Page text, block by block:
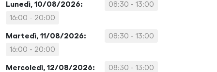
Lunedì, 10/08/2026:
08:30 - 13:00
16:00 - 20:00
Martedì, 11/08/2026:
08:30 - 13:00
16:00 - 20:00
Mercoledì, 12/08/2026:
08:30 - 13:00